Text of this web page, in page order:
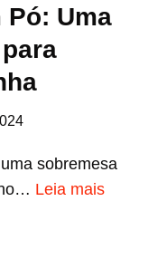
Pó: Uma
sobremesa
Leia mais